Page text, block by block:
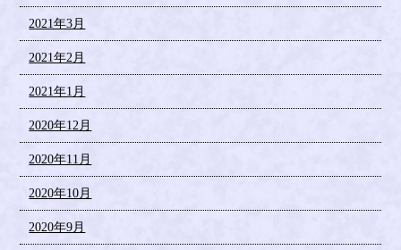
2021年3月
2021年2月
2021年1月
2020年12月
2020年11月
2020年10月
2020年9月